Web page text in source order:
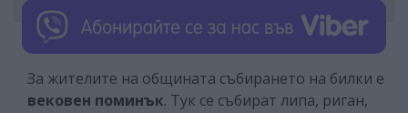
За жителите на общината събирането на билки е
вековен поминък. Тук се събират липа, риган,